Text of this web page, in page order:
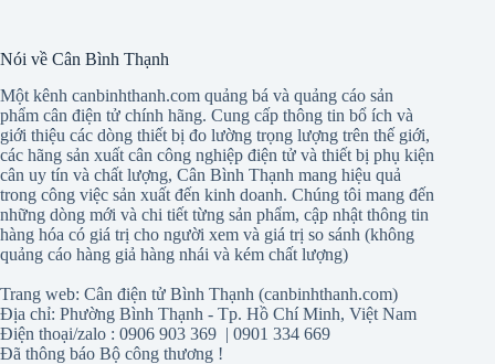
Nói về Cân Bình Thạnh
Một kênh canbinhthanh.com quảng bá và quảng cáo sản
phẩm cân điện tử chính hãng. Cung cấp thông tin bổ ích và
giới thiệu các dòng thiết bị đo lường trọng lượng trên thế giới,
các hãng sản xuất cân công nghiệp điện tử và thiết bị phụ kiện
cân uy tín và chất lượng, Cân Bình Thạnh mang hiệu quả
trong công việc sản xuất đến kinh doanh. Chúng tôi mang đến
những dòng mới và chi tiết từng sản phẩm, cập nhật thông tin
hàng hóa có giá trị cho người xem và giá trị so sánh (không
quảng cáo hàng giả hàng nhái và kém chất lượng)
Trang web: Cân điện tử Bình Thạnh (canbinhthanh.com)
Địa chỉ: Phường Bình Thạnh - Tp. Hồ Chí Minh, Việt Nam
Điện thoại/zalo : 0906 903 369 | 0901 334 669
Đã thông báo Bộ công thương !